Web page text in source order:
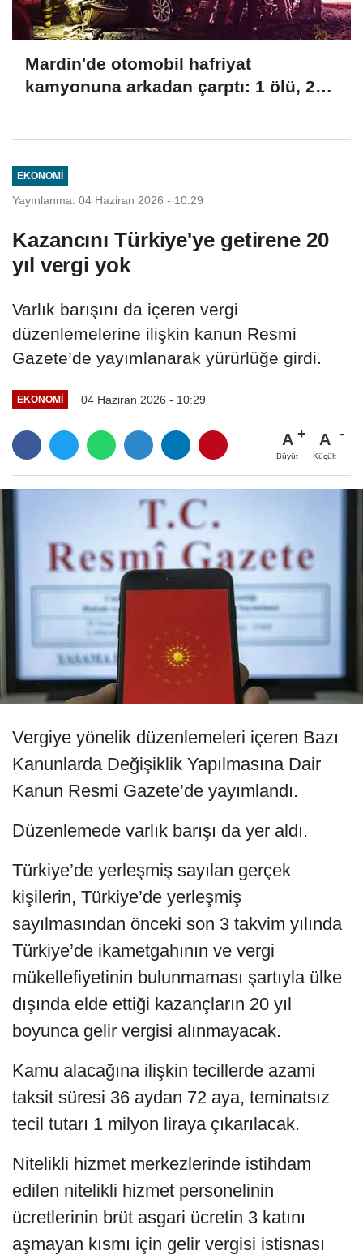
Mardin'de otomobil hafriyat
kamyonuna arkadan çarptı: 1 ölü, 2
EKONOMI
Yayınlanma: 04 Haziran 2026 - 10:29
Kazancını Türkiye'ye getirene 20
yıl vergi yok
Varlık barışını da içeren vergi
düzenlemelerine ilişkin kanun Resmi
Gazete’de yayımlanarak yürürlüğe girdi.
EKONOMI 04 Haziran 2026 - 10:29
A
Büyüt
A
Küçült
Vergiye yönelik düzenlemeleri içeren Bazı
Kanunlarda Değişiklik Yapılmasına Dair
Kanun Resmi Gazete’de yayımlandı.
Düzenlemede varlık barışı da yer aldı.
Türkiye’de yerleşmiş sayılan gerçek
kişilerin, Türkiye’de yerleşmiş
sayılmasından önceki son 3 takvim yılında
Türkiye’de ikametgahının ve vergi
mükellefiyetinin bulunmaması şartıyla ülke
dışında elde ettiği kazançların 20 yıl
boyunca gelir vergisi alınmayacak.
Kamu alacağına ilişkin tecillerde azami
taksit süresi 36 aydan 72 aya, teminatsız
tecil tutarı 1 milyon liraya çıkarılacak.
Nitelikli hizmet merkezlerinde istihdam
edilen nitelikli hizmet personelinin
ücretlerinin brüt asgari ücretin 3 katını
aşmayan kısmı için gelir vergisi istisnası